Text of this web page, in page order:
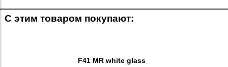
С этим товаром покупают:
F41 MR white glass